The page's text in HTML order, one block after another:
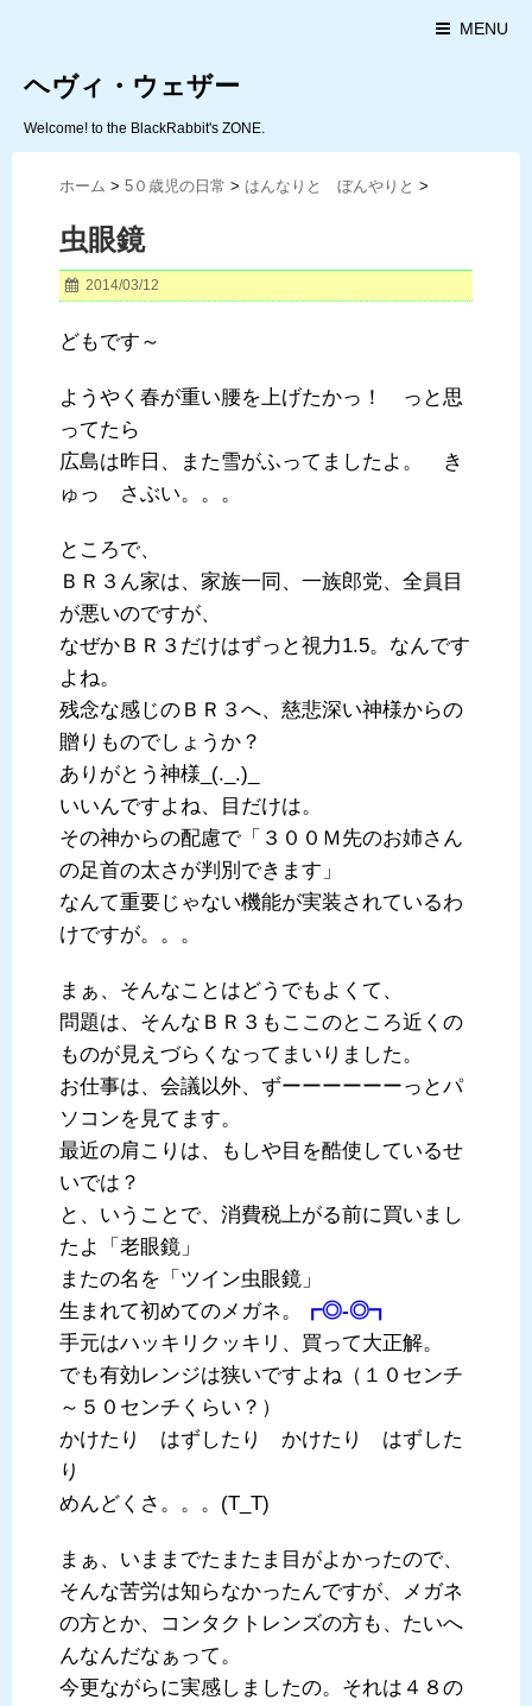
MENU
ヘヴィ・ウェザー
Welcome! to the BlackRabbit's ZONE.
ホーム > 5０歳児の日常 > はんなりと ぼんやりと >
虫眼鏡
2014/03/12
どもです～
ようやく春が重い腰を上げたかっ！ っと思
ってたら
広島は昨日、また雪がふってましたよ。 き
ゅっ さぶい。。。
ところで、
ＢＲ３ん家は、家族一同、一族郎党、全員目
が悪いのですが、
なぜかＢＲ３だけはずっと視力1.5。なんです
よね。
残念な感じのＢＲ３へ、慈悲深い神様からの
贈りものでしょうか？
ありがとう神様_(._.)_
いいんですよね、目だけは。
その神からの配慮で「３００Ｍ先のお姉さん
の足首の太さが判別できます」
なんて重要じゃない機能が実装されているわ
けですが。。。
まぁ、そんなことはどうでもよくて、
問題は、そんなＢＲ３もここのところ近くの
ものが見えづらくなってまいりました。
お仕事は、会議以外、ずーーーーーーっとパ
ソコンを見てます。
最近の肩こりは、もしや目を酷使しているせ
いでは？
と、いうことで、消費税上がる前に買いまし
たよ「老眼鏡」
またの名を「ツイン虫眼鏡」
生まれて初めてのメガネ。
┏◎-◎┓
手元はハッキリクッキリ、買って大正解。
でも有効レンジは狭いですよね（１０センチ
～５０センチくらい？）
かけたり はずしたり かけたり はずした
り
めんどくさ。。。(T_T)
まぁ、いままでたまたま目がよかったので、
そんな苦労は知らなかったんですが、メガネ
の方とか、コンタクトレンズの方も、たいへ
んなんだなぁって。
今更ながらに実感しましたの。それは４８の